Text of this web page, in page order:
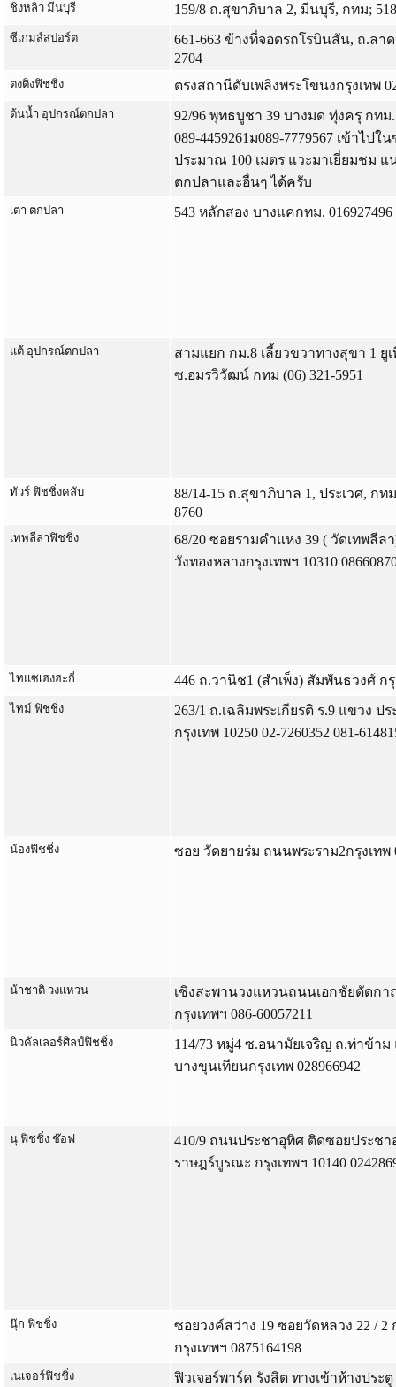
ชิงหลิว มีนบุรี 159/8 ถ.สุขาภิบาล 2, มีนบุรี, กทม;
ซีเกมส์สปอร์ต
661-663 ข้างที่จอดรถโรบินสัน, ถ.ลา
2704
ตงติงฟิชชิ่ง ตรงสถานีดับเพลิงพระโขนงกรุงเทพ
ต้นน้ำ อุปกรณ์ตกปลา
92/96 พุทธบูชา 39 บางมด ทุ่งครุ กท
089-4459261ม089-7779567 เข้าไป
ประมาณ 100 เมตร แวะมาเยี่ยมชม แ
ตกปลาและอื่นๆ ได้ครับ
เต่า ตกปลา 543 หลักสอง บางแคกทม. 016927496
แต้ อุปกรณ์ตกปลา
สามแยก กม.8 เลี้ยวขวาทางสุขา 1 ยู
ซ.อมรวิวัฒน์ กทม (06) 321-5951
ทัวร์ ฟิชชิ่งคลับ
88/14-15 ถ.สุขาภิบาล 1, ประเวศ, กทม
8760
เทพลีลาฟิชชิ่ง
68/20 ซอยรามคำแหง 39 ( วัดเทพลีล
วังทองหลางกรุงเทพฯ 10310
ไทแซเฮงฮะกี่ 446 ถ.วานิช1 (สำเพ็ง) สัมพันธวงศ์ กรุ
ไทม์ ฟิชชิ่ง
263/1 ถ.เฉลิมพระเกียรติ ร.9 แขวง ปร
กรุงเทพ 10250 02-7260352 081-
น้องฟิชชิ่ง ซอย วัดยายร่ม ถนนพระราม2กรุงเทพ
น้าชาติ วงแหวน
เชิงสะพานวงแหวนถนนเอกชัยตัดก
กรุงเทพฯ 086-60057211
นิวคัลเลอร์ศิลป์ฟิชชิ่ง
114/73 หมู่4 ซ.อนามัยเจริญ ถ.ท่าข้า
บางขุนเทียนกรุงเทพ 028966942
นุ ฟิชชิ่ง ช๊อฟ
410/9 ถนนประชาอุทิศ ติดซอยประชา
ราษฎร์บูรณะ กรุงเทพฯ 10140
นุ๊ก ฟิชชิ่ง
ซอยวงค์สว่าง 19 ซอยวัดหลวง 22 / 2
กรุงเทพฯ 0875164198
เนเจอร์ฟิชชิ่ง
ฟิวเจอร์พาร์ค รังสิต ทางเข้าห้างประ